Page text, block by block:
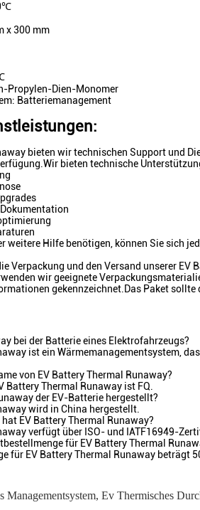
x 300 mm
Propylen-Dien-Monomer
Batteriemanagement
bieten wir technischen Support und
bieten technische
weitere Hilfe benötigen, können Sie sich
Verpackung und den Versand unserer
wir geeignete
gekennzeichnet.Das Paket
bei der Batterie eines Elektrofahrzeugs?
ist ein Wärmemanagementsystem,
von EV Battery Thermal Runaway?
Battery Thermal Runaway ist FQ.
der EV-Batterie hergestellt?
wird in China hergestellt.
EV Battery Thermal Runaway?
verfügt über ISO- und IATF16949-
für EV Battery Thermal
für EV Battery Thermal Runaway beträgt
Managementsystem, Ev Thermisches